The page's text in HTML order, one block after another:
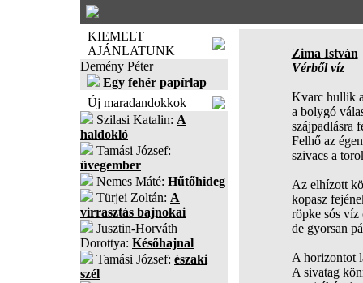
KIEMELT
AJÁNLATUNK
Demény Péter
Egy fehér papírlap
Új maradandokkok
Szilasi Katalin: A
haldokló
Tamási József:
üvegember
Nemes Máté: Hűtőhideg
Türjei Zoltán: A
virrasztás bajnokai
Jusztin-Horváth
Dorottya: Későhajnal
Tamási József: északi
szél
Zima István
Vérből víz
Kvarc hullik
a bolygó
szájpadlásra
Felhő az
szivacs a
Az elhízott
kopasz
röpke sós víz
de gyorsan
A horizontot
A sivatag